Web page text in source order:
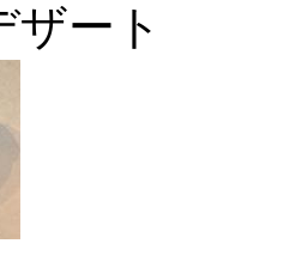
ザート